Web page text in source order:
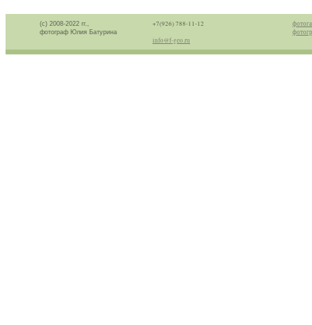
(с) 2008-2022 гг.,
фотограф Юлия Батурина
+7(926) 788-11-12
info@f-geo.ru